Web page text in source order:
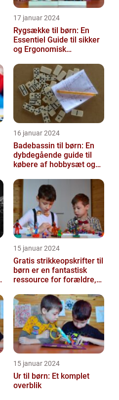
17 januar 2024
Rygsække til børn: En
Essentiel Guide til sikker
og Ergonomisk
16 januar 2024
Badebassin til børn: En
dybdegående guide til
købere af hobbysæt og
15 januar 2024
Gratis strikkeopskrifter til
børn er en fantastisk
ressource for forældre,
strikke...
15 januar 2024
Ur til børn: Et komplet
overblik